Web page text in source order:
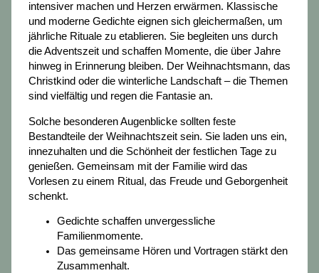
intensiver machen und Herzen erwärmen. Klassische
und moderne Gedichte eignen sich gleichermaßen, um
jährliche Rituale zu etablieren. Sie begleiten uns durch
die Adventszeit und schaffen Momente, die über Jahre
hinweg in Erinnerung bleiben. Der Weihnachtsmann, das
Christkind oder die winterliche Landschaft – die Themen
sind vielfältig und regen die Fantasie an.
Solche besonderen Augenblicke sollten feste
Bestandteile der Weihnachtszeit sein. Sie laden uns ein,
innezuhalten und die Schönheit der festlichen Tage zu
genießen. Gemeinsam mit der Familie wird das
Vorlesen zu einem Ritual, das Freude und Geborgenheit
schenkt.
Gedichte schaffen unvergessliche
Familienmomente.
Das gemeinsame Hören und Vortragen stärkt den
Zusammenhalt.